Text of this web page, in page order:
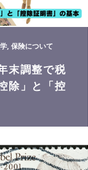
保険について
末調整で税
除」と「控